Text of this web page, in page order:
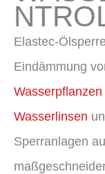
Elastec-
Eindämmung
Wasserpflanzen
Wasserlinsen
Sperranlagen